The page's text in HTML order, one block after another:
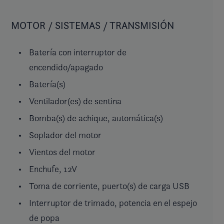
MOTOR / SISTEMAS / TRANSMISIÓN
Batería con interruptor de
encendido/apagado
Batería(s)
Ventilador(es) de sentina
Bomba(s) de achique, automática(s)
Soplador del motor
Vientos del motor
Enchufe, 12V
Toma de corriente, puerto(s) de carga USB
Interruptor de trimado, potencia en el espejo
de popa